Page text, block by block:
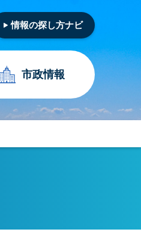
情報の探し方ナビ
市政情報